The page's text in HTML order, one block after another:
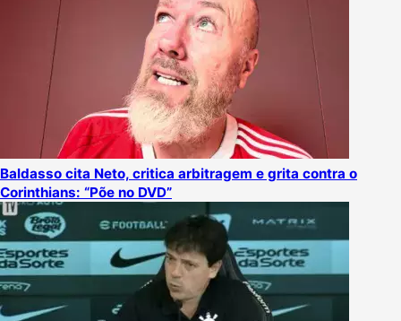
Baldasso cita Neto, critica arbitragem e grita contra o
Corinthians: “Põe no DVD”